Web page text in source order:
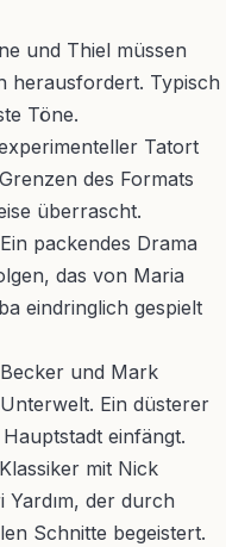
und Thiel müssen
herausfordert. Typisch
Töne.
Tatort
des Formats
überrascht.
packendes Drama
das von Maria
eindringlich gespielt
und Mark
Ein düsterer
einfängt.
mit Nick
der durch
Schnitte begeistert.